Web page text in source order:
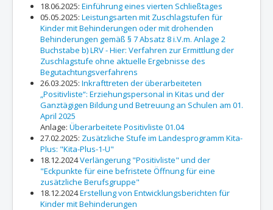
18.06.2025: Einführung eines vierten Schließtages
05.05.2025: Leistungsarten mit Zuschlagstufen für
Kinder mit Behinderungen oder mit drohenden
Behinderungen gemäß § 7 Absatz 8 i.V.m. Anlage 2
Buchstabe b) LRV - Hier: Verfahren zur Ermittlung der
Zuschlagstufe ohne aktuelle Ergebnisse des
Begutachtungsverfahrens
26.03.2025: Inkrafttreten der überarbeiteten
„Positivliste“: Erziehungspersonal in Kitas und der
Ganztägigen Bildung und Betreuung an Schulen am 01.
April 2025
Anlage: Überarbeitete Positivliste 01.04
27.02.2025: Zusätzliche Stufe im Landesprogramm Kita-
Plus: "Kita-Plus-1-U"
18.12.2024Verlängerung "Positivliste" und der
"Eckpunkte für eine befristete Öffnung für eine
zusätzliche Berufsgruppe"
18.12.2024Erstellung von Entwicklungsberichten für
Kinder mit Behinderungen